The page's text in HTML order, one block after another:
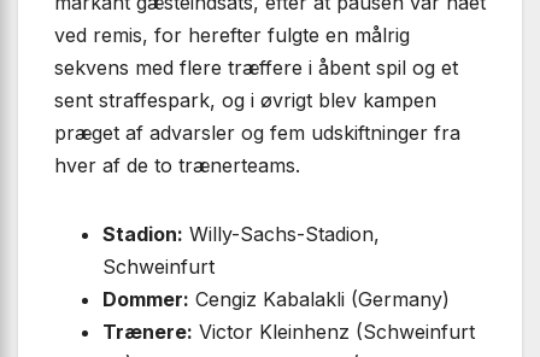
ved remis, for herefter fulgte en målrig
sekvens med flere træffere i åbent spil og et
sent straffespark, og i øvrigt blev kampen
præget af advarsler og fem udskiftninger fra
hver af de to trænerteams.
Stadion: Willy-Sachs-Stadion,
Schweinfurt
Dommer: Cengiz Kabalakli (Germany)
Trænere: Victor Kleinhenz (Schweinfurt